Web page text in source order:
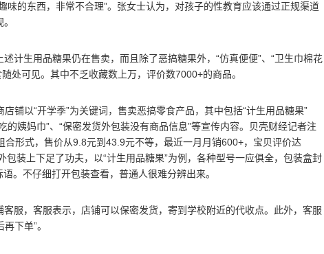
味的东西，非常不合理”。张女士认为，对孩子的性教育应该通过正规渠道
计生用品糖果仍在售卖，而且除了恶搞糖果外，“仿真便便”、“卫生巾棉花
处可见。其中不乏收藏数上万，评价数7000+的商品。
铺以“开学季”为关键词，售卖恶搞零食产品，其中包括“计生用品糖果”
的姨妈巾”、“保密发货外包装没有商品信息”等宣传内容。贝壳财经记者注
形式，售价从9.8元到43.9元不等，最近一月月销600+，宝贝评价达
装上下足了功夫，以“计生用品糖果”为例，各种型号一应俱全，包装盒封
。不仔细打开包装查看，普通人很难分辨出来。
服，客服表示，店铺可以保密发货，寄到学校附近的代收点。此外，客服
下单”。